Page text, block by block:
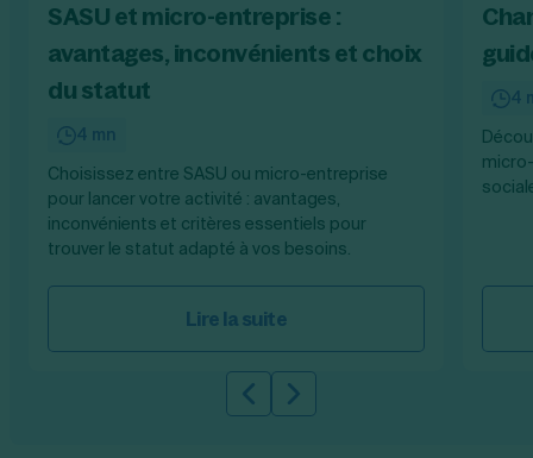
SASU et micro-entreprise :
avantages, inconvénients et choix
du statut
4 mn
Choisissez entre SASU ou micro-entreprise
pour lancer votre activité : avantages,
inconvénients et critères essentiels pour
trouver le statut adapté à vos besoins.
Lire la suite
4
Slide précédente
Slide suivante